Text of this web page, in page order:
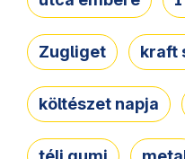
Zugliget kraft
költészet napja